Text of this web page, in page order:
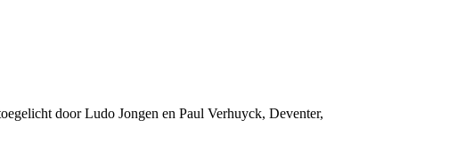
door Ludo Jongen en Paul Verhuyck, Deventer,